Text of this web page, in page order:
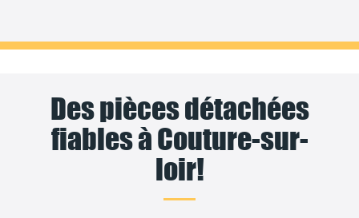
Des pièces détachées
fiables à Couture-sur-
loir!